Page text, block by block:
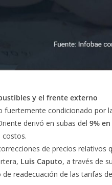
y el frente externo
fuertemente condicionado por
derivó en subas del 9%
costos.
de precios relativos
Luis Caputo, a través de
readecuación de las tarifas